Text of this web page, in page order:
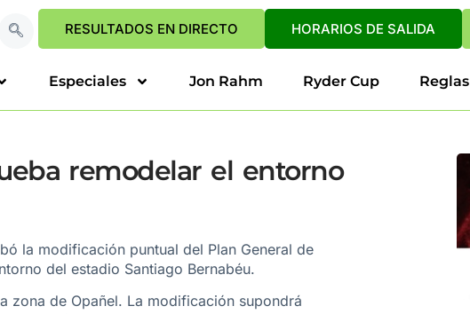
RESULTADOS EN DIRECTO HORARIOS DE SALIDA
Especiales Jon Rahm Ryder Cup Reglas
remodelar el entorno
la modificación puntual del Plan General de
del estadio Santiago Bernabéu.
zona de Opañel. La modificación supondrá